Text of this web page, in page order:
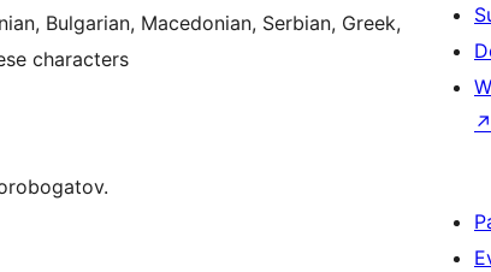
Bulgarian, Macedonian, Serbian, Greek,
characters
↗